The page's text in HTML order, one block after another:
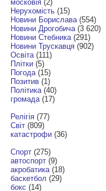
московія(2)
Нерухомість(15)
Новини Борислава(554)
Новини Дрогобича(3 620)
Новини Стебника(291)
Новини Трускавця(902)
Освіта(111)
Плітки(5)
Погода(15)
Позитив(1)
Політика(40)
громада(17)
Релігія(77)
Світ(809)
катастрофи(36)
Спорт(275)
автоспорт(9)
акробатика(18)
баскетбол (29)
бокс (14)